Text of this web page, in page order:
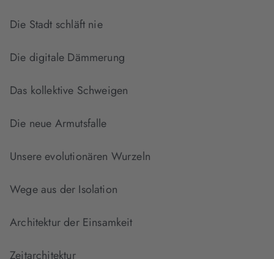
Die Stadt schläft nie
Die digitale Dämmerung
Das kollektive Schweigen
Die neue Armutsfalle
Unsere evolutionären Wurzeln
Wege aus der Isolation
Architektur der Einsamkeit
Zeitarchitektur